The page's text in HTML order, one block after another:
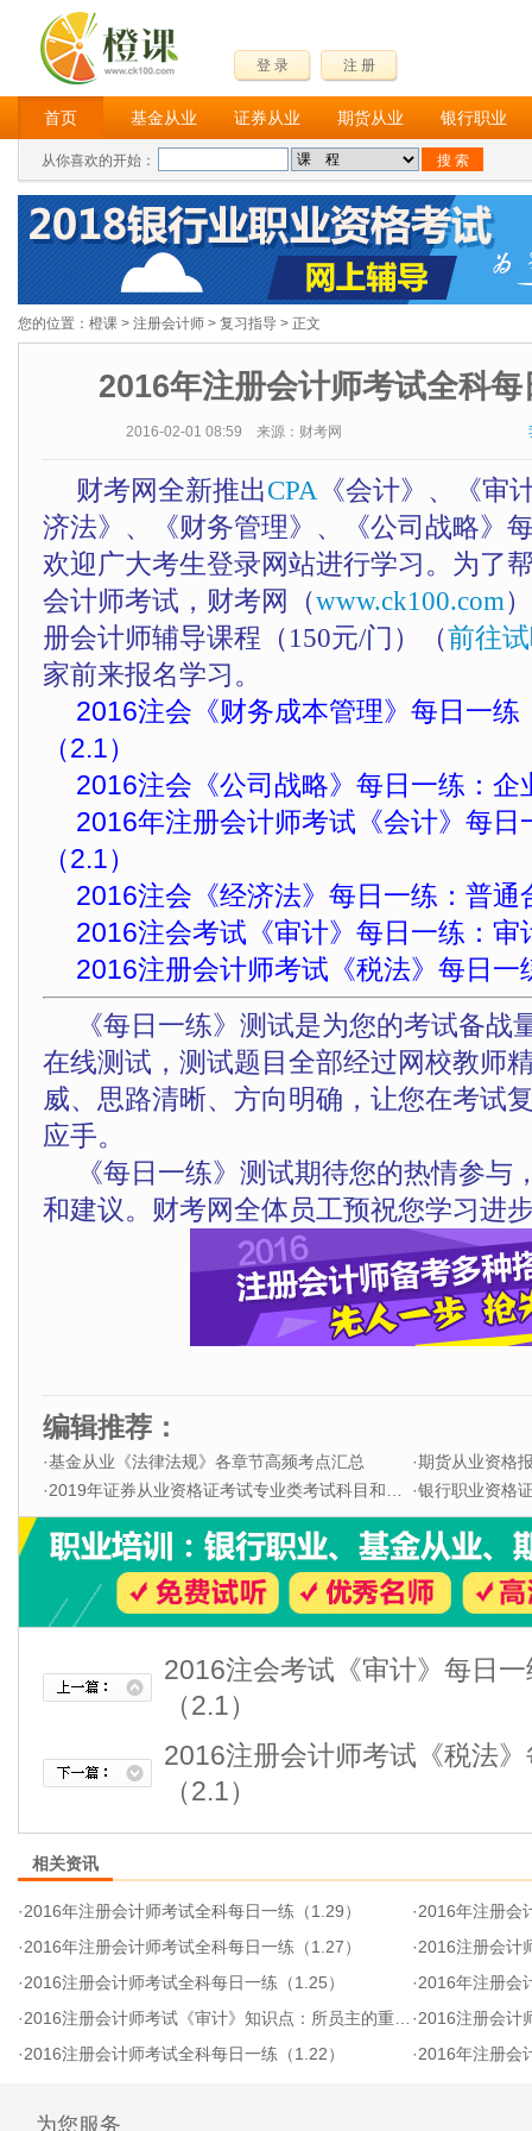
登 录 注 册
首页 基金从业 证券从业 期货从业 银行职业
从你喜欢的开始：
您的位置： 橙课 > 注册会计师 > 复习指导 > 正文
2016年注册会计师考试全科
2016-02-01 08:59 来源：财考网
财考网全新推出CPA 《会计》、《审
济法》、《财务管理》、《公司战略》
欢迎广大考生登录网站进行学习。为了
会计师考试，财考网（www.ck100.com
册会计师辅导课程（150元/门）（前往
家前来报名学习。
2016注会《财务成本管理》每日一练
（2.1）
2016注会《公司战略》每日一练：企
2016年注册会计师考试《会计》每日
（2.1）
2016注会《经济法》每日一练：普通
2016注会考试《审计》每日一练：审
2016注册会计师考试《税法》每日一
《每日一练》测试是为您的考试备战
在线测试，测试题目全部经过网校教师
威、思路清晰、方向明确，让您在考试
应手。
《每日一练》测试期待您的热情参与
和建议。财考网全体员工预祝您学习进
编辑推荐：
·基金从业《法律法规》各章节高频考点汇总 ·期货从业资格
·2019年证券从业资格证考试专业类考试科目和题型 ·银行职业资格证
2016注会考试《审计》每日
（2.1）
2016注册会计师考试《税法
（2.1）
相关资讯
·2016年注册会计师考试全科每日一练（1.29） ·2016年注册会
·2016年注册会计师考试全科每日一练（1.27） ·2016注册会计
·2016注册会计师考试全科每日一练（1.25） ·2016年注册会
·2016注册会计师考试《审计》知识点：所员主的重要经济利益 ·2016注册会计师
·2016注册会计师考试全科每日一练（1.22） ·2016年注册会
为您服务